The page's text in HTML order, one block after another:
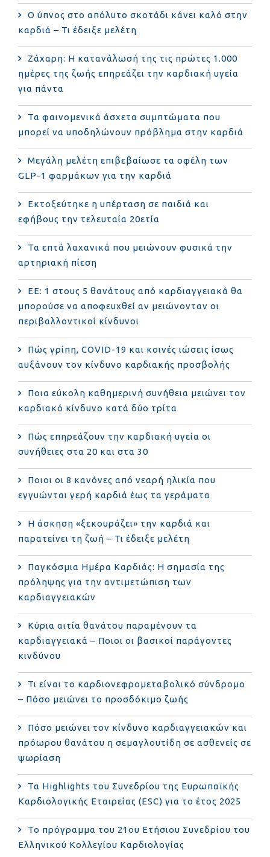
Ο ύπνος στο απόλυτο σκοτάδι κάνει καλό στην
καρδιά – Τι έδειξε μελέτη
Ζάχαρη: Η κατανάλωσή της τις πρώτες 1.000
ημέρες της ζωής επηρεάζει την καρδιακή υγεία
για πάντα
Τα φαινομενικά άσχετα συμπτώματα που
μπορεί να υποδηλώνουν πρόβλημα στην καρδιά
Μεγάλη μελέτη επιβεβαίωσε τα οφέλη των
GLP-1 φαρμάκων για την καρδιά
Εκτοξεύτηκε η υπέρταση σε παιδιά και
εφήβους την τελευταία 20ετία
Τα επτά λαχανικά που μειώνουν φυσικά την
αρτηριακή πίεση
ΕΕ: 1 στους 5 θανάτους από καρδιαγγειακά θα
μπορούσε να αποφευχθεί αν μειώνονταν οι
περιβαλλοντικοί κίνδυνοι
Πώς γρίπη, COVID-19 και κοινές ιώσεις ίσως
αυξάνουν τον κίνδυνο καρδιακής προσβολής
Ποια εύκολη καθημερινή συνήθεια μειώνει τον
καρδιακό κίνδυνο κατά δύο τρίτα
Πώς επηρεάζουν την καρδιακή υγεία οι
συνήθειες στα 20 και στα 30
Ποιοι οι 8 κανόνες από νεαρή ηλικία που
εγγυώνται γερή καρδιά έως τα γεράματα
Η άσκηση «ξεκουράζει» την καρδιά και
παρατείνει τη ζωή – Τι έδειξε μελέτη
Παγκόσμια Ημέρα Καρδιάς: Η σημασία της
πρόληψης για την αντιμετώπιση των
καρδιαγγειακών
Κύρια αιτία θανάτου παραμένουν τα
καρδιαγγειακά – Ποιοι οι βασικοί παράγοντες
κινδύνου
Τι είναι το καρδιονεφρομεταβολικό σύνδρομο
– Πόσο μειώνει το προσδόκιμο ζωής
Πόσο μειώνει τον κίνδυνο καρδιαγγειακών και
πρόωρου θανάτου η σεμαγλουτίδη σε ασθενείς σε
ψωρίαση
Τα Highlights του Συνεδρίου της Ευρωπαϊκής
Καρδιολογικής Εταιρείας (ESC) για το έτος 2025
Το πρόγραμμα του 21ου Ετήσιου Συνεδρίου του
Ελληνικού Κολλεγίου Καρδιολογίας